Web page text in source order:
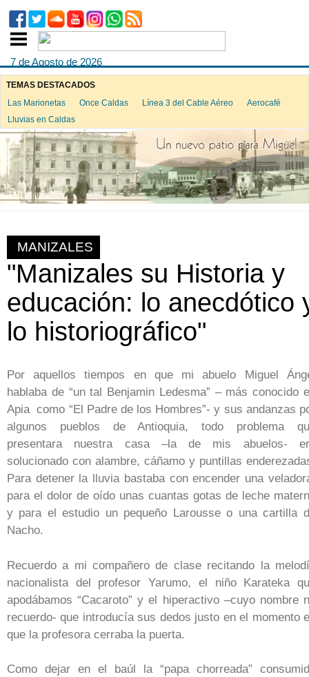
7 de Agosto de 2026
TEMAS DESTACADOS
Las Marionetas
Once Caldas Línea 3 del Cable Aéreo
Aerocafé
Lluvias en Caldas
MANIZALES
"Manizales su Historia y
educación: lo anecdótico
lo historiográfico"
Por aquellos tiempos en que mi abuelo Miguel
hablaba de “un tal Benjamin Ledesma” – más conocido
Apia como “El Padre de los Hombres”- y sus andanzas
algunos pueblos de Antioquia, todo problema
presentara nuestra casa –la de mis abuelos-
solucionado con alambre, cáñamo y puntillas
Para detener la lluvia bastaba con encender una
para el dolor de oído unas cuantas gotas de leche
y para el estudio un pequeño Larousse o una cartilla
Nacho.
Recuerdo a mi compañero de clase recitando la
nacionalista del profesor Yarumo, el niño Karateka
apodábamos “Cacaroto” y el hiperactivo –cuyo nombre
recuerdo- que introducía sus dedos justo en el momento
que la profesora cerraba la puerta.
Como dejar en el baúl la “papa chorreada”